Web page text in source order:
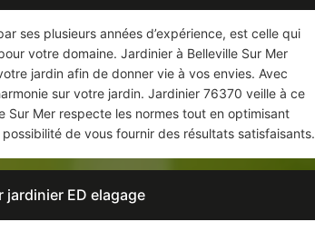
ses plusieurs années d’expérience, est celle qui
votre domaine. Jardinier à Belleville Sur Mer
jardin afin de donner vie à vos envies. Avec
sur votre jardin. Jardinier 76370 veille à ce
Mer respecte les normes tout en optimisant
de vous fournir des résultats satisfaisants.
ED elagage